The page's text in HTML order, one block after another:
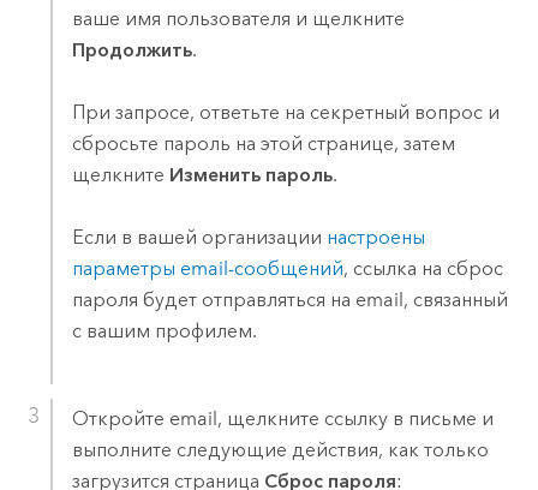
ваше имя пользователя и щелкните
Продолжить.
При запросе, ответьте на секретный вопрос и
сбросьте пароль на этой странице, затем
щелкните Изменить пароль.
Если в вашей организации настроены
параметры email-сообщений, ссылка на сброс
пароля будет отправляться на email, связанный
с вашим профилем.
Откройте email, щелкните ссылку в письме и
выполните следующие действия, как только
загрузится страница Сброс пароля: